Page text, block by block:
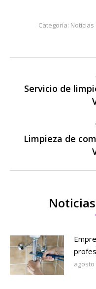
Categoría: Noticias
entre
Servicio de
Limpieza de
agosto